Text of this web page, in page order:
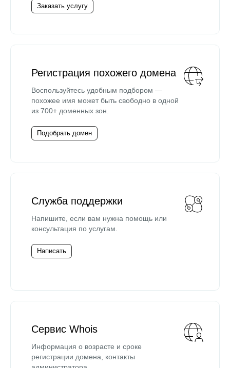
Заказать услугу
Регистрация похожего домена
Воспользуйтесь удобным подбором —
похожее имя может быть свободно в одной
из 700+ доменных зон.
Подобрать домен
Служба поддержки
Напишите, если вам нужна помощь или
консультация по услугам.
Написать
Сервис Whois
Информация о возрасте и сроке
регистрации домена, контакты